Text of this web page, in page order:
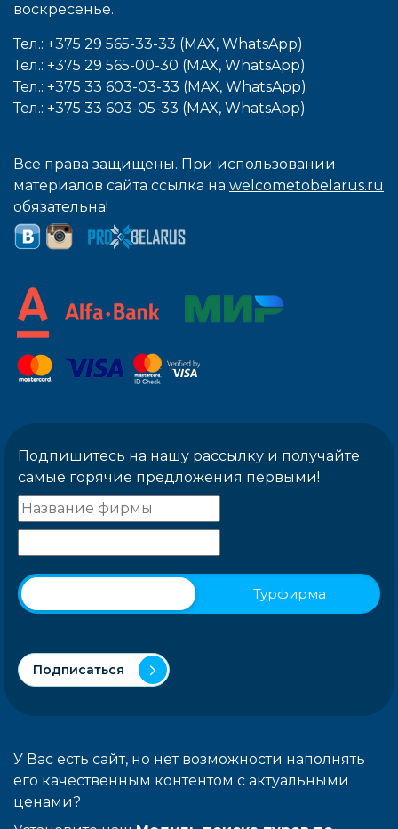
воcкресенье.
Тел.: +375 29 565-33-33 (MAX, WhatsApp)
Тел.: +375 29 565-00-30 (MAX, WhatsApp)
Тел.: +375 33 603-03-33 (MAX, WhatsApp)
Тел.: +375 33 603-05-33 (MAX, WhatsApp)
Все права защищены. При использовании
материалов сайта ссылка на welcometobelarus.ru
обязательна!
Подпишитесь на нашу рассылку и получайте
самые горячие предложения первыми!
Турфирма
Подписаться
У Вас есть сайт, но нет возможности наполнять
его качественным контентом с актуальными
ценами?